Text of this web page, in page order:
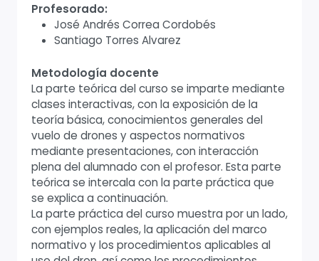
Profesorado:
José Andrés Correa Cordobés
Santiago Torres Alvarez
Metodología docente
La parte teórica del curso se imparte mediante
clases interactivas, con la exposición de la
teoría básica, conocimientos generales del
vuelo de drones y aspectos normativos
mediante presentaciones, con interacción
plena del alumnado con el profesor. Esta parte
teórica se intercala con la parte práctica que
se explica a continuación.
La parte práctica del curso muestra por un lado,
con ejemplos reales, la aplicación del marco
normativo y los procedimientos aplicables al